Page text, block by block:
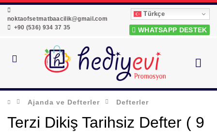
noktaofsetmatbaacilik@gmail.com
+90 (536) 934 37 35
Türkçe
WHATSAPP DESTEK
Ajanda ve Defterler Defterler
Terzi Dikiş Tarihsiz Defter ( 9